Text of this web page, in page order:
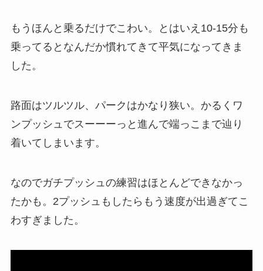
もうほんと乗るだけでこわい。とはいえ10-15分も
乗ってるとなんだか慣れてきて平気になってきま
した。
路面はツルツル、パークはかなり狭い。かるくワ
ンプッシュでスーーーっと進んで端っこまで辿り
着いてしまいます。
なのでガチプッシュの練習はほとんどできなかっ
たかも。2プッシュもしたらもう速度が出過ぎてこ
わすぎました。